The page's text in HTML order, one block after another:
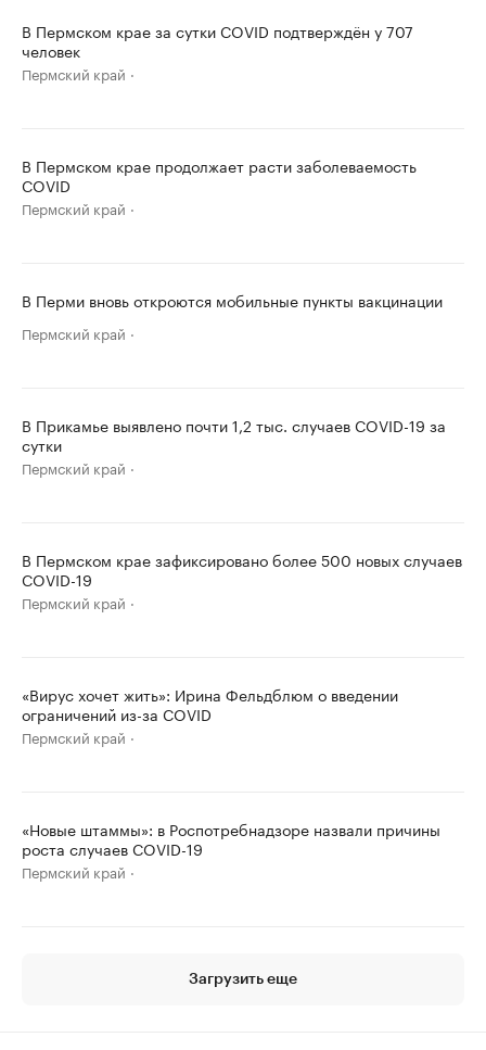
В Пермском крае за сутки COVID подтверждён у 707
человек
Пермский край
В Пермском крае продолжает расти заболеваемость
COVID
Пермский край
В Перми вновь откроются мобильные пункты вакцинации
Пермский край
В Прикамье выявлено почти 1,2 тыс. случаев COVID-19 за
сутки
Пермский край
В Пермском крае зафиксировано более 500 новых случаев
COVID-19
Пермский край
«Вирус хочет жить»: Ирина Фельдблюм о введении
ограничений из-за COVID
Пермский край
«Новые штаммы»: в Роспотребнадзоре назвали причины
роста случаев COVID-19
Пермский край
Загрузить еще